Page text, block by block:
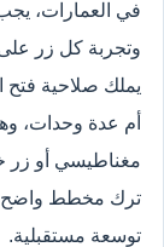
في العمارات،
وتجربة كل زر
يملك صلاحية فتح
أم عدة وحدات،
مغناطيسي أو زر
ترك مخطط واضح
توسعة مستقبلية.